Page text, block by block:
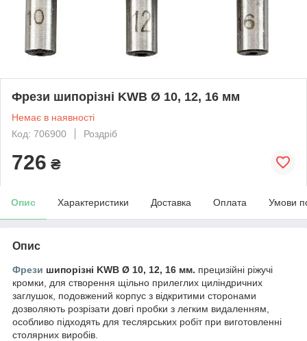
Фрези шипорізні KWB Ø 10, 12, 16 мм
Немає в наявності
Код: 706900
Роздріб
726 ₴
Опис Характеристики Доставка Оплата Умови
Опис
Фрези шипорізні KWB Ø 10, 12, 16 мм. прецизійні ріжучі
кромки, для створення щільно прилеглих циліндричних
заглушок, подовжений корпус з відкритими сторонами
дозволяють розрізати довгі пробки з легким видаленням,
особливо підходять для теслярських робіт при виготовленні
столярних виробів.